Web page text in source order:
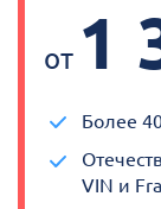
от 1
Более
VIN и